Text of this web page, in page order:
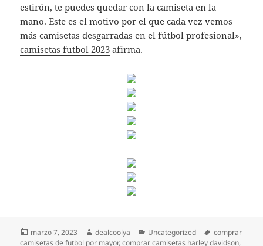
estirón, te puedes quedar con la camiseta en la
mano. Este es el motivo por el que cada vez vemos
más camisetas desgarradas en el fútbol profesional»,
camisetas futbol 2023 afirma.
Publicado
el
marzo 7, 2023 Autor
dealcoolya Categorías
Uncategorized Etiquetas
comprar
camisetas de futbol por mayor,comprar camisetas harley davidson,